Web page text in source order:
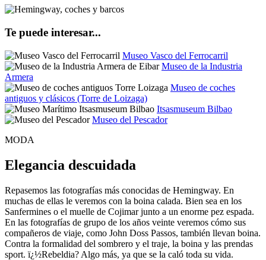
Te puede interesar...
Museo Vasco del Ferrocarril
Museo de la Industria
Armera
Museo de coches
antiguos y clásicos (Torre de Loizaga)
Itsasmuseum Bilbao
Museo del Pescador
MODA
Elegancia descuidada
Repasemos las fotografías más conocidas de Hemingway. En
muchas de ellas le veremos con la boina calada. Bien sea en los
Sanfermines o el muelle de Cojimar junto a un enorme pez espada.
En las fotografías de grupo de los años veinte veremos cómo sus
compañeros de viaje, como John Doss Passos, también llevan boina.
Contra la formalidad del sombrero y el traje, la boina y las prendas
sport. ï¿½Rebeldia? Algo más, ya que se la caló toda su vida.